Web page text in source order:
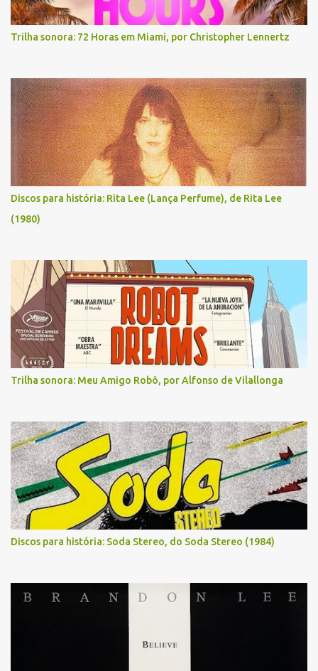
Trilha sonora: 72 Horas em Miami, por Christopher Lennertz
Discos para história: Rita Lee (Lança Perfume), de Rita Lee
(1980)
Trilha sonora: Meu Amigo Robô, por Alfonso de Vilallonga
Discos para história: Soda Stereo, do Soda Stereo (1984)